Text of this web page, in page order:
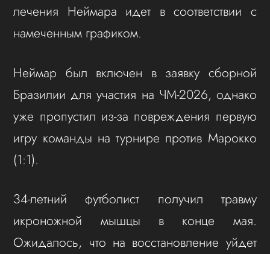
лечения Неймара идет в соответствии с
намеченным графиком.
Неймар был включен в заявку сборной
Бразилии для участия на ЧМ-2026, однако
уже пропустил из-за повреждения первую
игру команды на турнире против Марокко
(1:1).
34-летний футболист получил травму
икроножной мышцы в конце мая.
Ожидалось, что на восстановление уйдет